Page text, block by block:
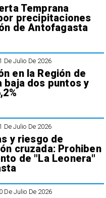
Temprana
precipitaciones
de Antofagasta
De Julio De 2026
en la Región de
dos puntos y
De Julio De 2026
y riesgo de
cruzada: Prohiben
de "La Leonera"
De Julio De 2026